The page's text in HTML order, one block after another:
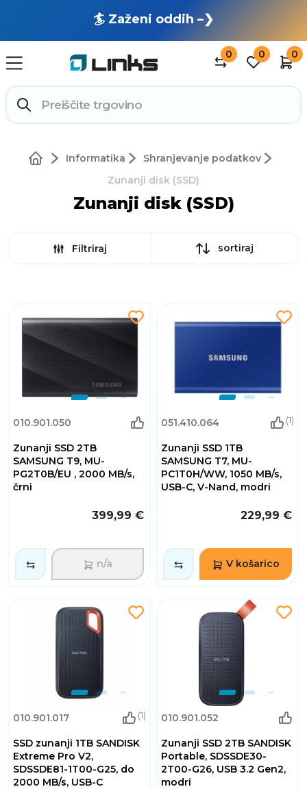
🏄 Zaženi oddih –❯
0 0 0
Informatika
Shranjevanje podatkov
Zunanji disk (SSD)
Zunanji disk (SSD)
Filtriraj sortiraj
010.901.050
Zunanji SSD 2TB
SAMSUNG T9, MU-
PG2T0B/EU , 2000 MB/s,
črni
399,99 €
n/a
051.410.064 (1)
Zunanji SSD 1TB
SAMSUNG T7, MU-
PC1T0H/WW, 1050 MB/s,
USB-C, V-Nand, modri
229,99 €
V košarico
010.901.017 (1)
SSD zunanji 1TB SANDISK
Extreme Pro V2,
SDSSDE81-1T00-G25, do
2000 MB/s, USB-C
010.901.052
Zunanji SSD 2TB SANDISK
Portable, SDSSDE30-
2T00-G26, USB 3.2 Gen2,
modri